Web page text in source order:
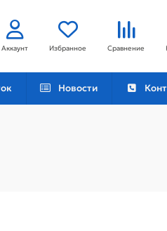
Аккаунт Избранное Сравнение
Новости